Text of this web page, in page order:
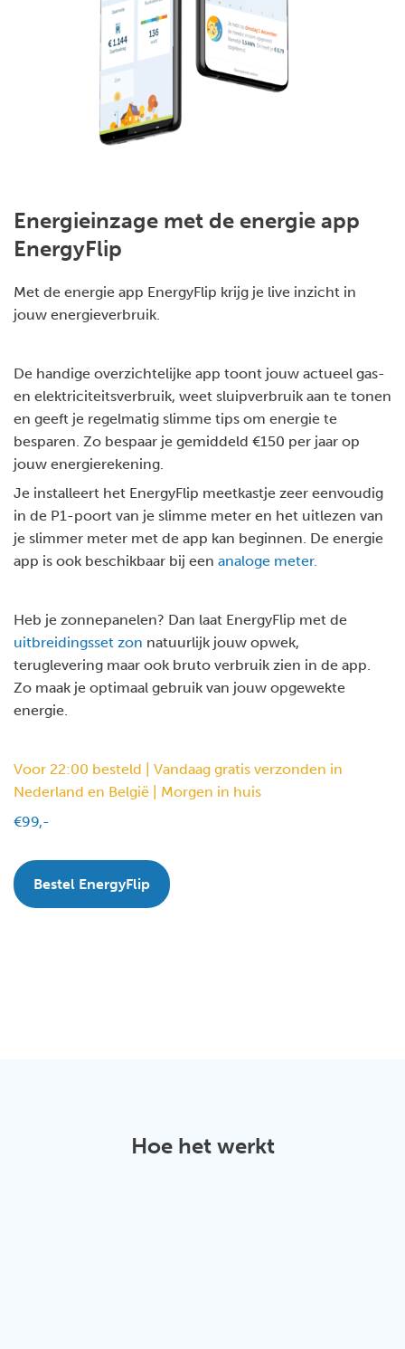
Energieinzage met de energie app
EnergyFlip
Met de energie app EnergyFlip krijg je live inzicht in
jouw energieverbruik.
De handige overzichtelijke app toont jouw actueel gas-
en elektriciteitsverbruik, weet sluipverbruik aan te tonen
en geeft je regelmatig slimme tips om energie te
besparen. Zo bespaar je gemiddeld €150 per jaar op
jouw energierekening.
Je installeert het EnergyFlip meetkastje zeer eenvoudig
in de P1-poort van je slimme meter en het uitlezen van
je slimmer meter met de app kan beginnen. De energie
app is ook beschikbaar bij een analoge meter.
Heb je zonnepanelen? Dan laat EnergyFlip met de
uitbreidingsset zon natuurlijk jouw opwek,
teruglevering maar ook bruto verbruik zien in de app.
Zo maak je optimaal gebruik van jouw opgewekte
energie.
Voor 22:00 besteld | Vandaag gratis verzonden in
Nederland en België | Morgen in huis
€99,-
Bestel EnergyFlip
Hoe het werkt